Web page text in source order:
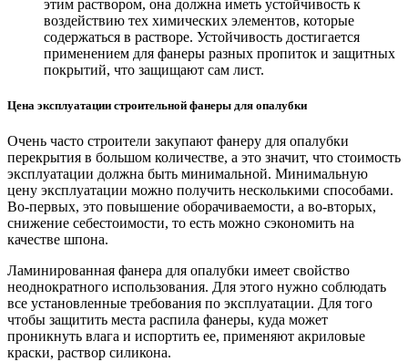
этим раствором, она должна иметь устойчивость к
воздействию тех химических элементов, которые
содержаться в растворе. Устойчивость достигается
применением для фанеры разных пропиток и защитных
покрытий, что защищают сам лист.
Цена эксплуатации строительной фанеры для опалубки
Очень часто строители закупают фанеру для опалубки
перекрытия в большом количестве, а это значит, что стоимость
эксплуатации должна быть минимальной. Минимальную
цену эксплуатации можно получить несколькими способами.
Во-первых, это повышение оборачиваемости, а во-вторых,
снижение себестоимости, то есть можно сэкономить на
качестве шпона.
Ламинированная фанера для опалубки имеет свойство
неоднократного использования. Для этого нужно соблюдать
все установленные требования по эксплуатации. Для того
чтобы защитить места распила фанеры, куда может
проникнуть влага и испортить ее, применяют акриловые
краски, раствор силикона.